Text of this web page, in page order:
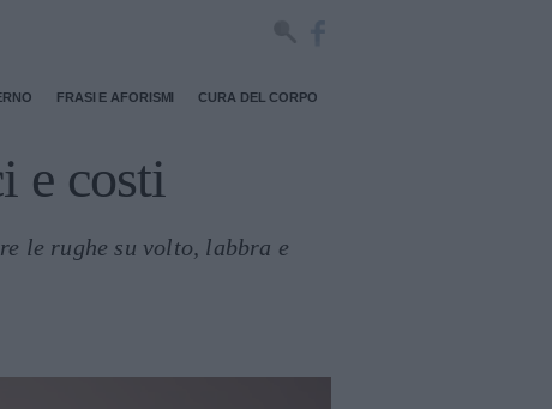
FRASI E AFORISMI CURA DEL CORPO
e costi
le rughe su volto, labbra e